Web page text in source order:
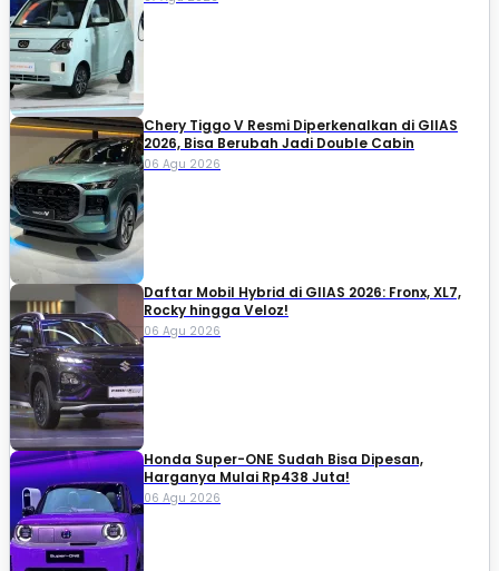
Chery Tiggo V Resmi Diperkenalkan di GIIAS
2026, Bisa Berubah Jadi Double Cabin
06 Agu 2026
Daftar Mobil Hybrid di GIIAS 2026: Fronx, XL7,
Rocky hingga Veloz!
06 Agu 2026
Honda Super-ONE Sudah Bisa Dipesan,
Harganya Mulai Rp438 Juta!
06 Agu 2026